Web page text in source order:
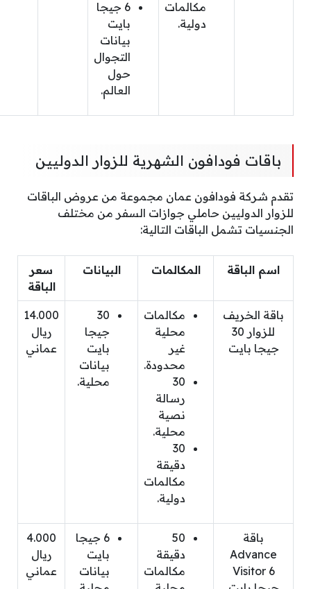
مكالمات
دولية.
6 جيجا
بايت
بيانات
التجوال
حول
العالم.
باقات فودافون الشهرية للزوار الدوليين
تقدم شركة فودافون عمان مجموعة من عروض الباقات
للزوار الدوليين حاملي جوازات السفر من مختلف
الجنسيات تشمل الباقات التالية:
اسم الباقة المكالمات البيانات
سعر
الباقة
باقة الخريف
للزوار 30
جيجا بايت
مكالمات
محلية
غير
محدودة.
30
رسالة
نصية
محلية.
30
دقيقة
مكالمات
دولية.
30
جيجا
بايت
بيانات
محلية.
14.000
ريال
عماني
باقة
Advance
Visitor 6
50
دقيقة
مكالمات
6 جيجا
بايت
بيانات
4.000
ريال
عماني